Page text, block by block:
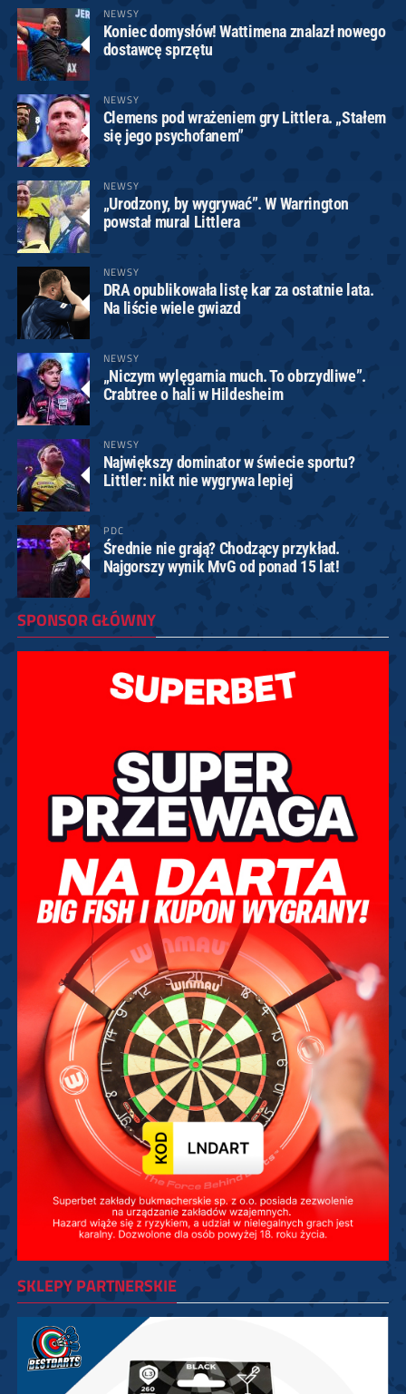
NEWSY
Koniec domysłów! Wattimena znalazł nowego
dostawcę sprzętu
NEWSY
Clemens pod wrażeniem gry Littlera. „Stałem
się jego psychofanem”
NEWSY
„Urodzony, by wygrywać”. W Warrington
powstał mural Littlera
NEWSY
DRA opublikowała listę kar za ostatnie lata.
Na liście wiele gwiazd
NEWSY
„Niczym wylęgarnia much. To obrzydliwe”.
Crabtree o hali w Hildesheim
NEWSY
Największy dominator w świecie sportu?
Littler: nikt nie wygrywa lepiej
PDC
Średnie nie grają? Chodzący przykład.
Najgorszy wynik MvG od ponad 15 lat!
SPONSOR GŁÓWNY
SKLEPY PARTNERSKIE